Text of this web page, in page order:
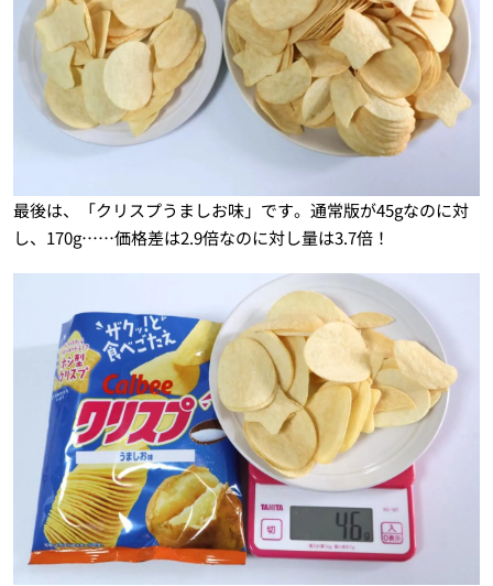
最後は、「クリスプうましお味」です。通常版が45gなのに対
し、170g……価格差は2.9倍なのに対し量は3.7倍！